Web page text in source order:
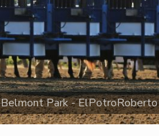
Belmont Park - ElPotroRoberto